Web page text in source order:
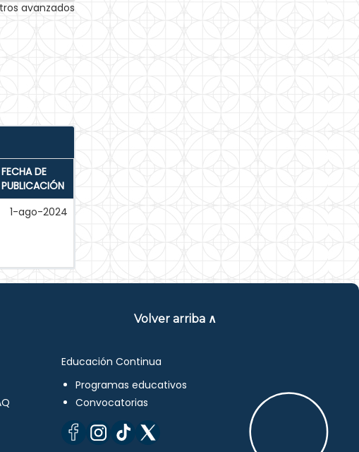
avanzados
FECHA DE
PUBLICACIÓN
1-ago-2024
Volver arriba ∧
Educación Continua
Programas educativos
Convocatorias